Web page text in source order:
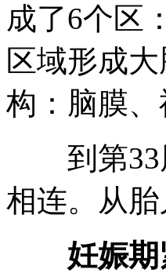
成了6个区
区域形成
构：脑膜
到第33周
相连。从
妊娠